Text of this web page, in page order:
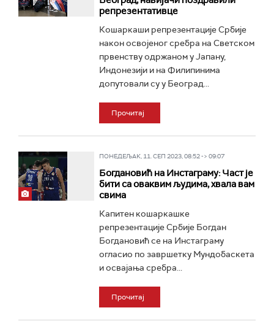
репрезентативце
Кошаркаши репрезентације Србије
након освојеног сребра на Светском
првенству одржаном у Јапану,
Индонезији и на Филипинима
допутовали су у Београд...
Прочитај
ПОНЕДЕЉАК, 11. СЕП 2023, 08:52 -> 09:07
Богдановић на Инстаграму: Част је
бити са оваквим људима, хвала вам
свима
Капитен кошаркашке
репрезентације Србије Богдан
Богдановић се на Инстаграму
огласио по завршетку Мундобаскета
и освајања сребра...
Прочитај